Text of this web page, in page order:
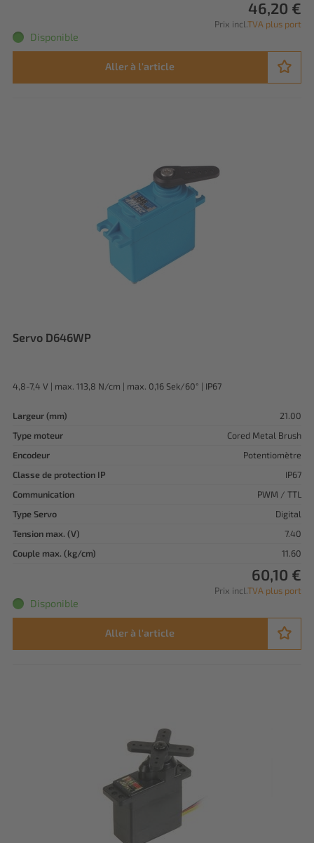
46,20 €
Prix incl. TVA plus port
Disponible
Aller à l'article
Servo D646WP
4,8-7,4 V | max. 113,8 N/cm | max. 0,16 Sek/60° | IP67
Largeur (mm)
21.00
Type moteur
Cored Metal Brush
Encodeur
Potentiomètre
Classe de protection IP
IP67
Communication
PWM / TTL
Type Servo
Digital
Tension max. (V)
7.40
Couple max. (kg/cm)
11.60
60,10 €
Prix incl. TVA plus port
Disponible
Aller à l'article